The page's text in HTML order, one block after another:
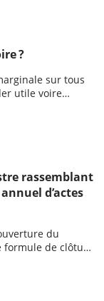
?
sur tous
utile voire
rassemblant
d’actes
du
de clôture
au greffe, on